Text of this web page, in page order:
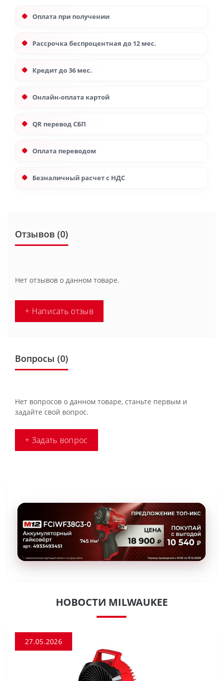
Оплата при получении
Рассрочка беспроцентная до 12 мес.
Кредит до 36 мес.
Онлайн-оплата картой
QR перевод СБП
Оплата переводом
Безналичный расчет с НДС
Отзывов (0)
Нет отзывов о данном товаре.
+ Написать отзыв
Вопросы (0)
Нет вопросов о данном товаре, станьте первым и
задайте свой вопрос.
+ Задать вопрос
НОВОСТИ MILWAUKEE
27.05.2026